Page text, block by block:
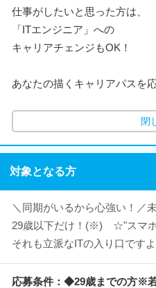
仕事がしたいと思った方は、
「ITエンジニア」への
キャリアチェンジもOK！
あなたの描くキャリアパスを
閉
対象となる方
＼同期がいるから心強い！／
29歳以下だけ！(※) ☆"スマホ
それも立派なITの入り口ですよ
応募条件：◆29歳までの方※